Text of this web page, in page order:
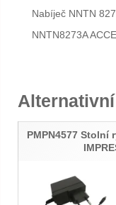
Nabíječ NNTN
NNTN8273A
PMPN4577 Stolní